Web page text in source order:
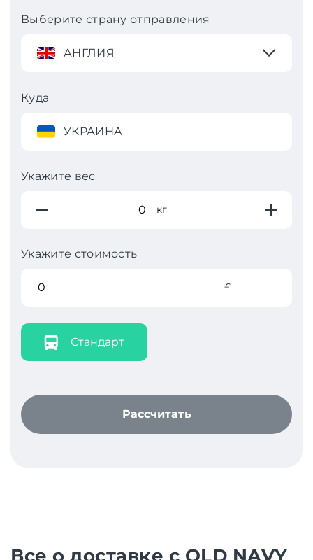
Выберите страну отправления
АНГЛИЯ
Куда
УКРАИНА
Укажите вес
кг
Укажите стоимость
£
Стандарт
Рассчитать